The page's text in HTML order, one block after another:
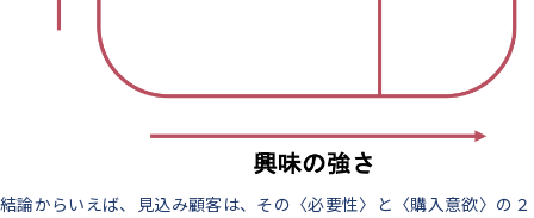
結論からいえば、見込み顧客は、その〈必要性〉と〈購入意欲〉の２